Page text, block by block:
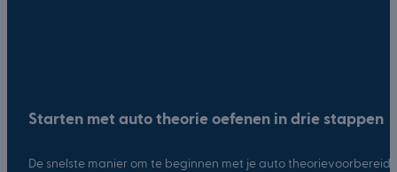
Starten met auto theorie oefenen in drie stappen
De snelste manier om te beginnen met je auto